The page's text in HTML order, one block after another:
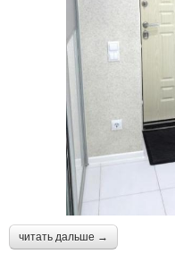
читать дальше →